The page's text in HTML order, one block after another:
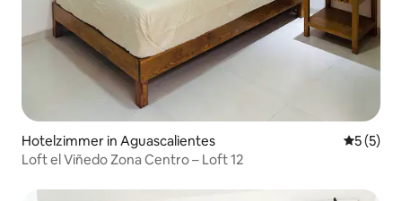
Hotelzimmer in Aguascalientes
5 (5)
Loft el Viñedo Zona Centro – Loft 12